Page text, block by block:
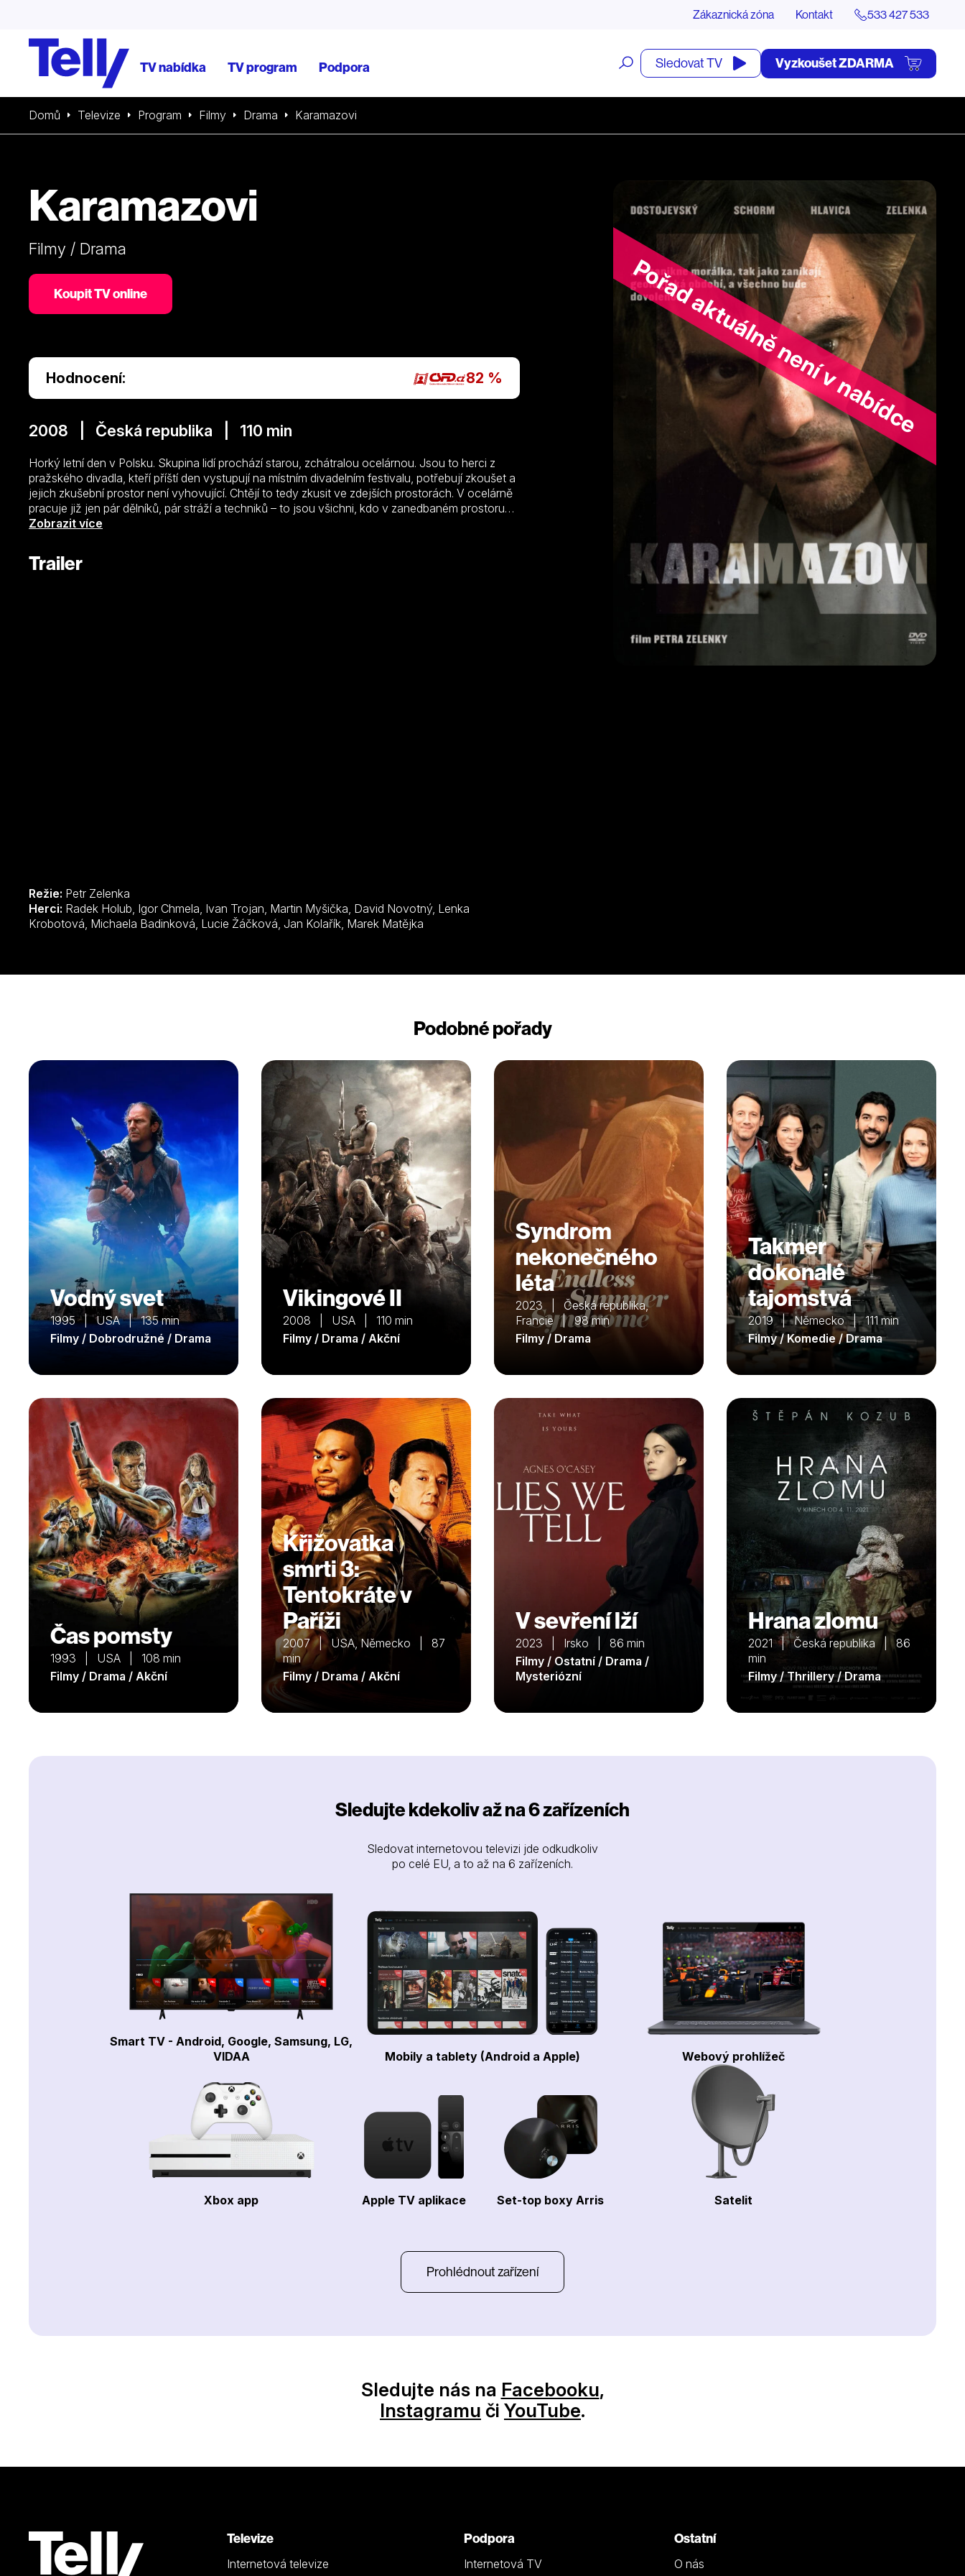
Zákaznická zóna Kontakt 533 427 533
TV nabídka TV program Podpora
Otevřít
vyhledávání
Sledovat TV Vyzkoušet ZDARMA
Domů Televize Program Filmy Drama Karamazovi
Pořad aktuálně není v nabídce
Karamazovi
Filmy / Drama
Koupit TV online
Hodnocení: 82 %
2008 | Česká republika | 110 min
Horký letní den v Polsku. Skupina lidí prochází starou, zchátralou ocelárnou. Jsou to herci z
pražského divadla, kteří příští den vystupují na místním divadelním festivalu, potřebují zkoušet a
jejich zkušební prostor není vyhovující. Chtějí to tedy zkusit ve zdejších prostorách. V ocelárně
pracuje již jen pár dělníků, pár stráží a techniků – to jsou všichni, kdo v zanedbaném prostoru
ještě zbývají. Lidé v ocelárně jsou však plně zaujati vlastní osobní tragedií – malý chlapec, syn
Ve zbytcích staré továrny, mezi různou špínou a veteší, nicméně začíná divadelní zkouška na
adaptaci Dostojevského Bratří Karamazovů.
Zobrazit více
Trailer
Režie: Petr Zelenka
Herci:
Krobotová, Michaela Badinková, Lucie Žáčková, Jan Kolařík, Marek Matějka
Podobné pořady
Vodný svet
1995 | USA | 135 min
Filmy / Dobrodružné / Drama
Vikingové II
2008 | USA | 110 min
Filmy / Drama / Akční
Syndrom
nekonečného
léta
2023 | Česká republika,
Francie | 98 min
Filmy / Drama
Takmer
dokonalé
tajomstvá
2019 | Německo | 111 min
Filmy / Komedie / Drama
Čas pomsty
1993 | USA | 108 min
Filmy / Drama / Akční
Křižovatka
smrti 3:
Tentokráte v
Paříži
2007 | USA, Německo | 87
min
Filmy / Drama / Akční
V sevření lží
2023 | Irsko | 86 min
Filmy / Ostatní / Drama /
Mysteriózní
Hrana zlomu
2021 | Česká republika | 86
min
Filmy / Thrillery / Drama
Sledujte kdekoliv až na 6 zařízeních
Sledovat internetovou televizi jde odkudkoliv
po celé EU, a to až na 6 zařízeních.
Smart TV - Android, Google, Samsung, LG,
VIDAA
Mobily a tablety (Android a Apple) Webový prohlížeč
Xbox app Apple TV aplikace Set-top boxy Arris Satelit
Prohlédnout zařízení
Sledujte nás na Facebooku,
Instagramu či YouTube.
Televize
Internetová televize
Podpora
Internetová TV
Ostatní
O nás